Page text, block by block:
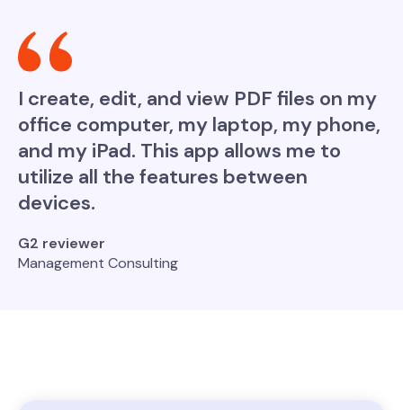
I create, edit, and view PDF files on my
office computer, my laptop, my phone,
and my iPad. This app allows me to
utilize all the features between
devices.
G2 reviewer
Management Consulting